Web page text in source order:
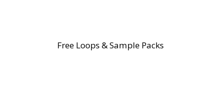
Free Loops & Sample Packs